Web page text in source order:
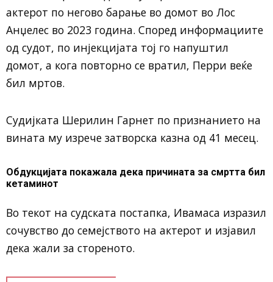
актерот по негово барање во домот во Лос
Анџелес во 2023 година. Според информациите
од судот, по инјекцијата тој го напуштил
домот, а кога повторно се вратил, Перри веќе
бил мртов.
Судијката Шерилин Гарнет по признанието на
вината му изрече затворска казна од 41 месец.
Обдукцијата покажала дека причината за смртта бил
кетаминот
Во текот на судската постапка, Ивамаса изразил
сочувство до семејството на актерот и изјавил
дека жали за стореното.